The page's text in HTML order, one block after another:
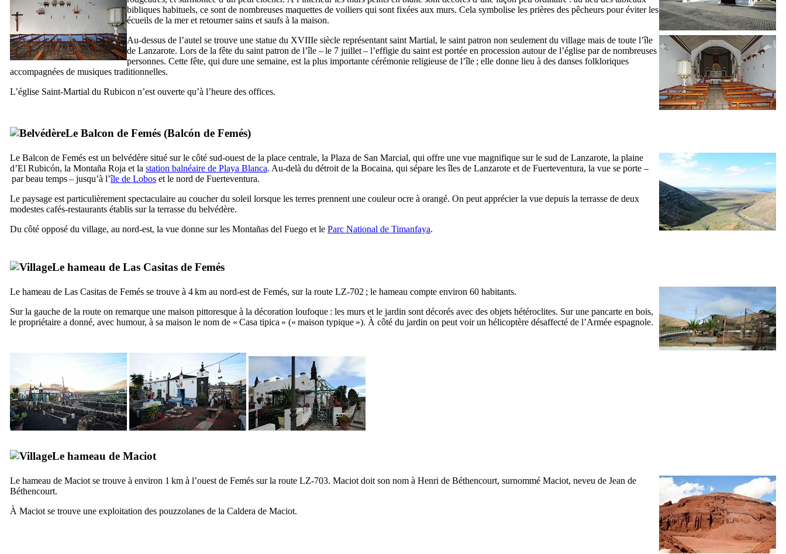
bibliques habituels, ce sont de nombreuses maquettes de voiliers qui sont fixées aux murs. Cela symbolise les prières des pêcheurs pour éviter les
écueils de la mer et retourner sains et saufs à la maison.
Au-dessus de l’autel se trouve une statue du XVIIIe siècle représentant saint Martial, le saint patron non seulement du village mais de toute l’île
de Lanzarote. Lors de la fête du saint patron de l’île – le 7 juillet – l’effigie du saint est portée en procession autour de l’église par de nombreuses
personnes. Cette fête, qui dure une semaine, est la plus importante cérémonie religieuse de l’île ; elle donne lieu à des danses folkloriques
accompagnées de musiques traditionnelles.
L’église Saint-Martial du Rubicon n’est ouverte qu’à l’heure des offices.
Le Balcon de Femés (Balcón de Femés)
Le Balcon de Femés est un belvédère situé sur le côté sud-ouest de la place centrale, la Plaza de San Marcial, qui offre une vue magnifique sur le sud de Lanzarote, la plaine
d’El Rubicón, la Montaña Roja et la station balnéaire de Playa Blanca. Au-delà du détroit de la Bocaina, qui sépare les îles de Lanzarote et de Fuerteventura, la vue se porte –
par beau temps – jusqu’à l’île de Lobos et le nord de Fuerteventura.
Le paysage est particulièrement spectaculaire au coucher du soleil lorsque les terres prennent une couleur ocre à orangé. On peut apprécier la vue depuis la terrasse de deux
modestes cafés-restaurants établis sur la terrasse du belvédère.
Du côté opposé du village, au nord-est, la vue donne sur les Montañas del Fuego et le Parc National de Timanfaya.
Le hameau de Las Casitas de Femés
Le hameau de Las Casitas de Femés se trouve à 4 km au nord-est de Femés, sur la route LZ-702 ; le hameau compte environ 60 habitants.
Sur la gauche de la route on remarque une maison pittoresque à la décoration loufoque : les murs et le jardin sont décorés avec des objets hétéroclites. Sur une pancarte en bois,
le propriétaire a donné, avec humour, à sa maison le nom de « Casa tipica » (« maison typique »). À côté du jardin on peut voir un hélicoptère désaffecté de l’Armée espagnole.
Le hameau de Maciot
Le hameau de Maciot se trouve à environ 1 km à l’ouest de Femés sur la route LZ-703. Maciot doit son nom à Henri de Béthencourt, surnommé Maciot, neveu de Jean de
Béthencourt.
À Maciot se trouve une exploitation des pouzzolanes de la Caldera de Maciot.